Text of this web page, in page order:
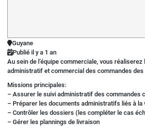
Guyane
Publié il y a 1 an
Au sein de l’équipe commerciale, vous
administratif et commercial des commandes des
Missions principales:
– Assurer le suivi administratif des commandes
– Préparer les documents administratifs liés à la
– Contrôler les dossiers (les compléter le cas
– Gérer les plannings de livraison